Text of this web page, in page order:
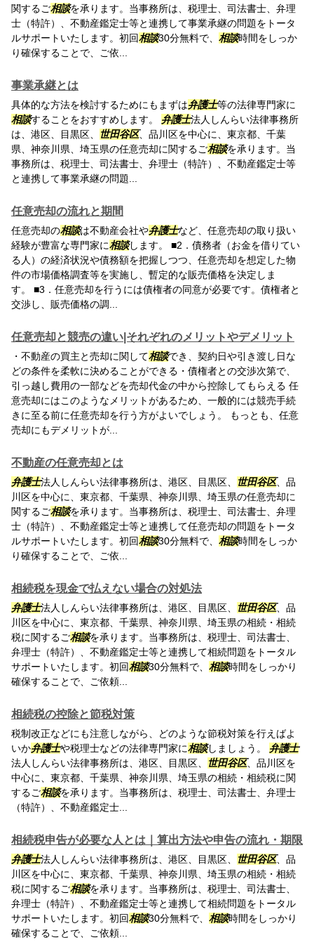
関するご相談を承ります。当事務所は、税理士、司法書士、弁理
士（特許）、不動産鑑定士等と連携して事業承継の問題をトータ
ルサポートいたします。初回相談30分無料で、 相談時間をしっか
り確保することで、ご依...
事業承継とは
具体的な方法を検討するためにもまずは弁護士等の法律専門家に
相談することをおすすめします。 弁護士法人しんらい法律事務所
は、港区、目黒区、
世田谷区、品川区を中心に、東京都、千葉
県、神奈川県、埼玉県の任意売却に関するご相談を承ります。当
事務所は、税理士、司法書士、弁理士（特許）、不動産鑑定士等
と連携して事業承継の問題...
任意売却の流れと期間
任意売却の相談は不動産会社や弁護士など、任意売却の取り扱い
経験が豊富な専門家に相談します。 ■2．債務者（お金を借りてい
る人）の経済状況や債務額を把握しつつ、任意売却を想定した物
件の市場価格調査等を実施し、暫定的な販売価格を決定しま
す。 ■3．任意売却を行うには債権者の同意が必要です。債権者と
交渉し、販売価格の調...
任意売却と競売の違い|それぞれのメリットやデメリット
・不動産の買主と売却に関して相談でき、契約日や引き渡し日な
どの条件を柔軟に決めることができる・債権者との交渉次第で、
引っ越し費用の一部などを売却代金の中から控除してもらえる 任
意売却にはこのようなメリットがあるため、一般的には競売手続
きに至る前に任意売却を行う方がよいでしょう。 もっとも、任意
売却にもデメリットが...
不動産の任意売却とは
弁護士法人しんらい法律事務所は、港区、目黒区、 世田谷区、品
川区を中心に、東京都、千葉県、神奈川県、埼玉県の任意売却に
関するご相談を承ります。当事務所は、税理士、司法書士、弁理
士（特許）、不動産鑑定士等と連携して任意売却の問題をトータ
ルサポートいたします。初回相談30分無料で、 相談時間をしっか
り確保することで、ご依...
相続税を現金で払えない場合の対処法
弁護士法人しんらい法律事務所は、港区、目黒区、 世田谷区、品
川区を中心に、東京都、千葉県、神奈川県、埼玉県の相続・相続
税に関するご相談を承ります。当事務所は、税理士、司法書士、
弁理士（特許）、不動産鑑定士等と連携して相続問題をトータル
サポートいたします。初回相談30分無料で、 相談時間をしっかり
確保することで、ご依頼...
相続税の控除と節税対策
税制改正などにも注意しながら、どのような節税対策を行えばよ
いか弁護士や税理士などの法律専門家に相談しましょう。 弁護士
法人しんらい法律事務所は、港区、目黒区、
世田谷区、品川区を
中心に、東京都、千葉県、神奈川県、埼玉県の相続・相続税に関
するご相談を承ります。当事務所は、税理士、司法書士、弁理士
（特許）、不動産鑑定士...
相続税申告が必要な人とは｜算出方法や申告の流れ・期限
弁護士法人しんらい法律事務所は、港区、目黒区、 世田谷区、品
川区を中心に、東京都、千葉県、神奈川県、埼玉県の相続・相続
税に関するご相談を承ります。当事務所は、税理士、司法書士、
弁理士（特許）、不動産鑑定士等と連携して相続問題をトータル
サポートいたします。初回相談30分無料で、 相談時間をしっかり
確保することで、ご依頼...